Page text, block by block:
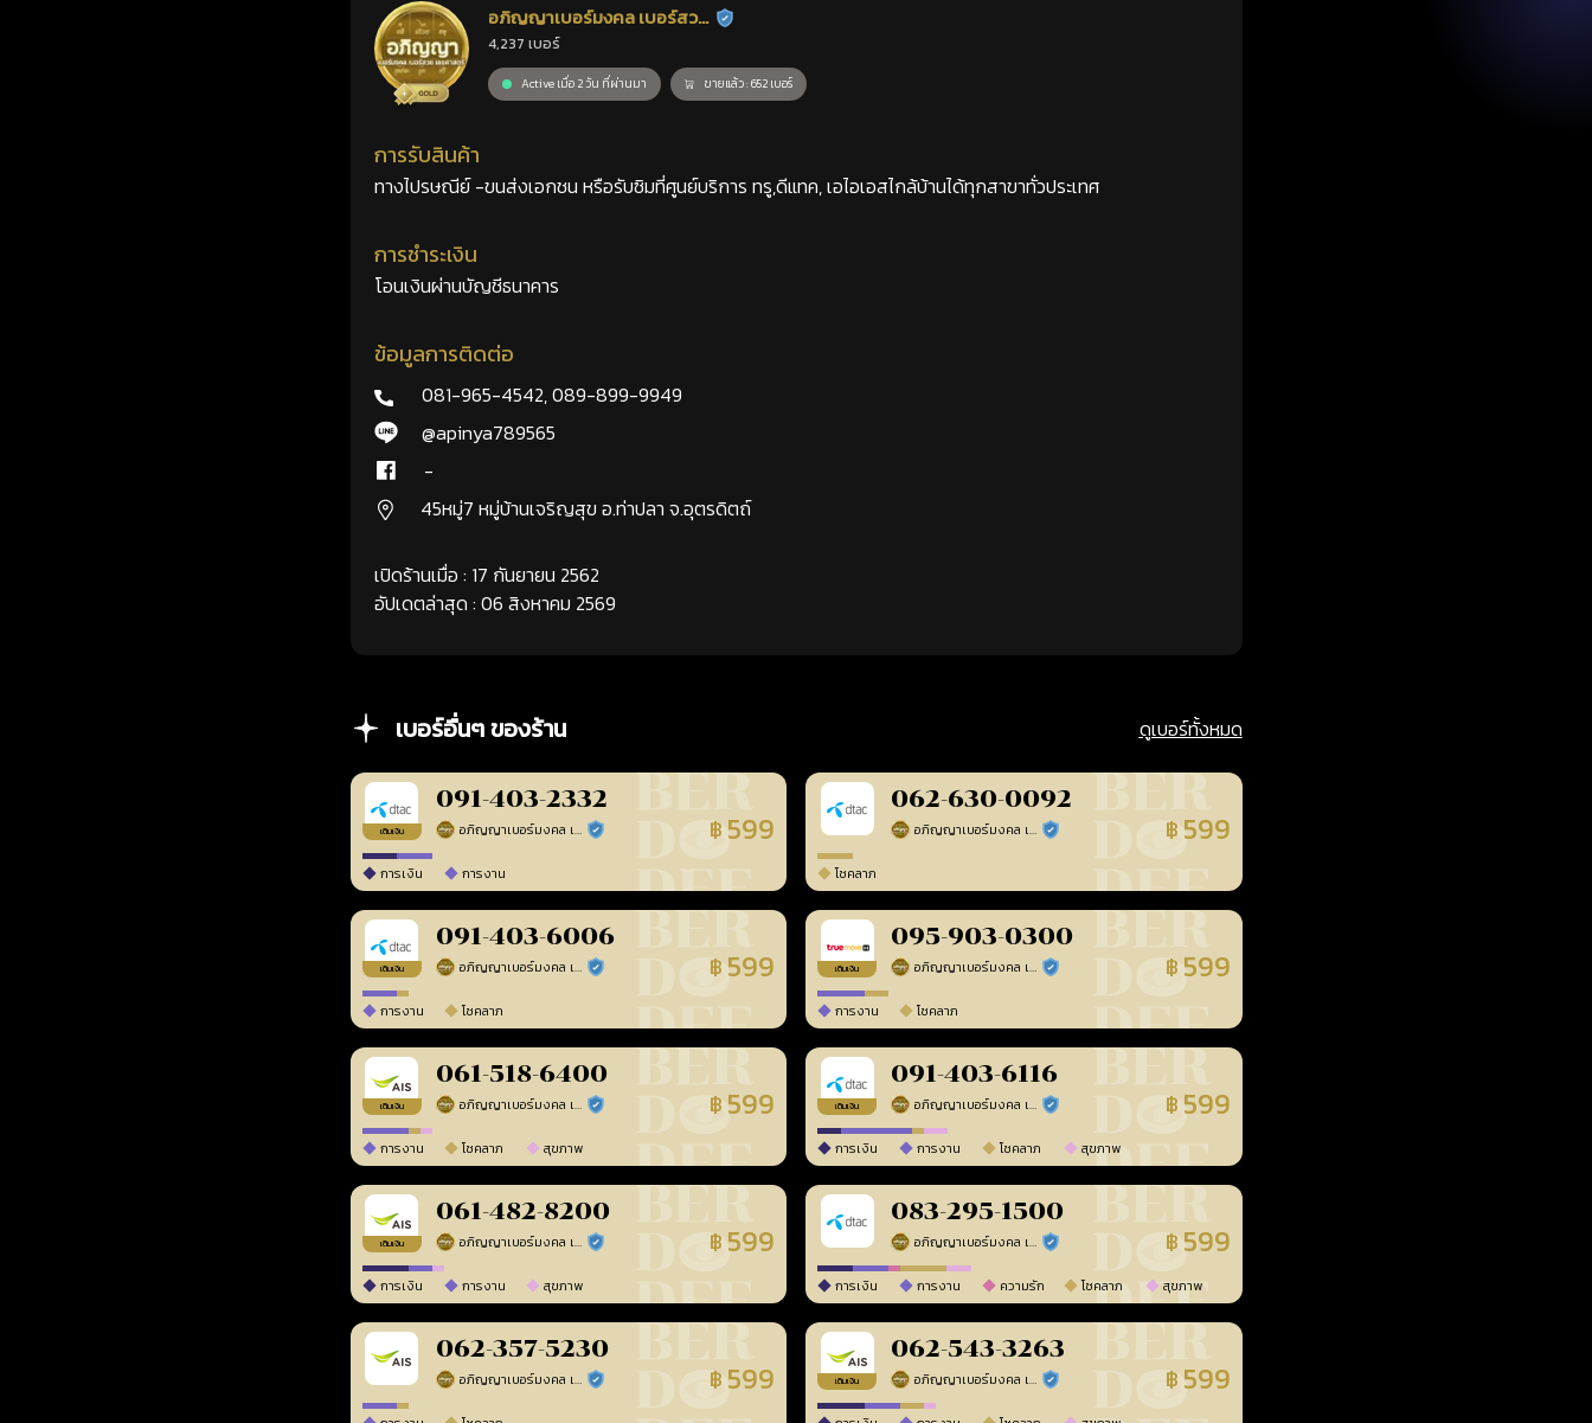
อภิญญาเบอร์มงคล เบอร์สวย
เลขศาสตร์
ร้านยืนยันแล้ว
4,237 เบอร์
Active เมื่อ 2 วัน ที่ผ่านมา ขายแล้ว : 652 เบอร์
การรับสินค้า
ทางไปรษณีย์ -ขนส่งเอกชน หรือรับซิมที่ศูนย์บริการ ทรู,ดีแทค, เอไอเอสไกล้บ้านได้ทุกสาขาทั่วประเทศ
การชำระเงิน
โอนเงินผ่านบัญชีธนาคาร
ข้อมูลการติดต่อ
081-965-4542,089-899-9949
@apinya789565
-
45หมู่7 หมู่บ้านเจริญสุข อ.ท่าปลา จ.อุตรดิตถ์
เปิดร้านเมื่อ : 17 กันยายน 2562
อัปเดตล่าสุด : 06 สิงหาคม 2569
เบอร์อื่นๆ ของร้าน ดูเบอร์ทั้งหมด
เติมเงิน
091-403-2332
อภิญญาเบอร์มงคล เบอร์สวยเลขศาสตร์ ร้านยืนยันแล้ว ฿ 599
การเงิน การงาน
062-630-0092
อภิญญาเบอร์มงคล เบอร์สวยเลขศาสตร์ ร้านยืนยันแล้ว ฿ 599
โชคลาภ
เติมเงิน
091-403-6006
อภิญญาเบอร์มงคล เบอร์สวยเลขศาสตร์ ร้านยืนยันแล้ว ฿ 599
การงาน โชคลาภ
เติมเงิน
095-903-0300
อภิญญาเบอร์มงคล เบอร์สวยเลขศาสตร์ ร้านยืนยันแล้ว ฿ 599
การงาน โชคลาภ
เติมเงิน
061-518-6400
อภิญญาเบอร์มงคล เบอร์สวยเลขศาสตร์ ร้านยืนยันแล้ว ฿ 599
การงาน โชคลาภ สุขภาพ
เติมเงิน
091-403-6116
อภิญญาเบอร์มงคล เบอร์สวยเลขศาสตร์ ร้านยืนยันแล้ว ฿ 599
การเงิน การงาน โชคลาภ สุขภาพ
เติมเงิน
061-482-8200
อภิญญาเบอร์มงคล เบอร์สวยเลขศาสตร์ ร้านยืนยันแล้ว ฿ 599
การเงิน การงาน สุขภาพ
083-295-1500
อภิญญาเบอร์มงคล เบอร์สวยเลขศาสตร์ ร้านยืนยันแล้ว ฿ 599
การเงิน การงาน ความรัก โชคลาภ สุขภาพ
062-357-5230
อภิญญาเบอร์มงคล เบอร์สวยเลขศาสตร์ ร้านยืนยันแล้ว ฿ 599 เติมเงิน
062-543-3263
อภิญญาเบอร์มงคล เบอร์สวยเลขศาสตร์ ร้านยืนยันแล้ว ฿ 599